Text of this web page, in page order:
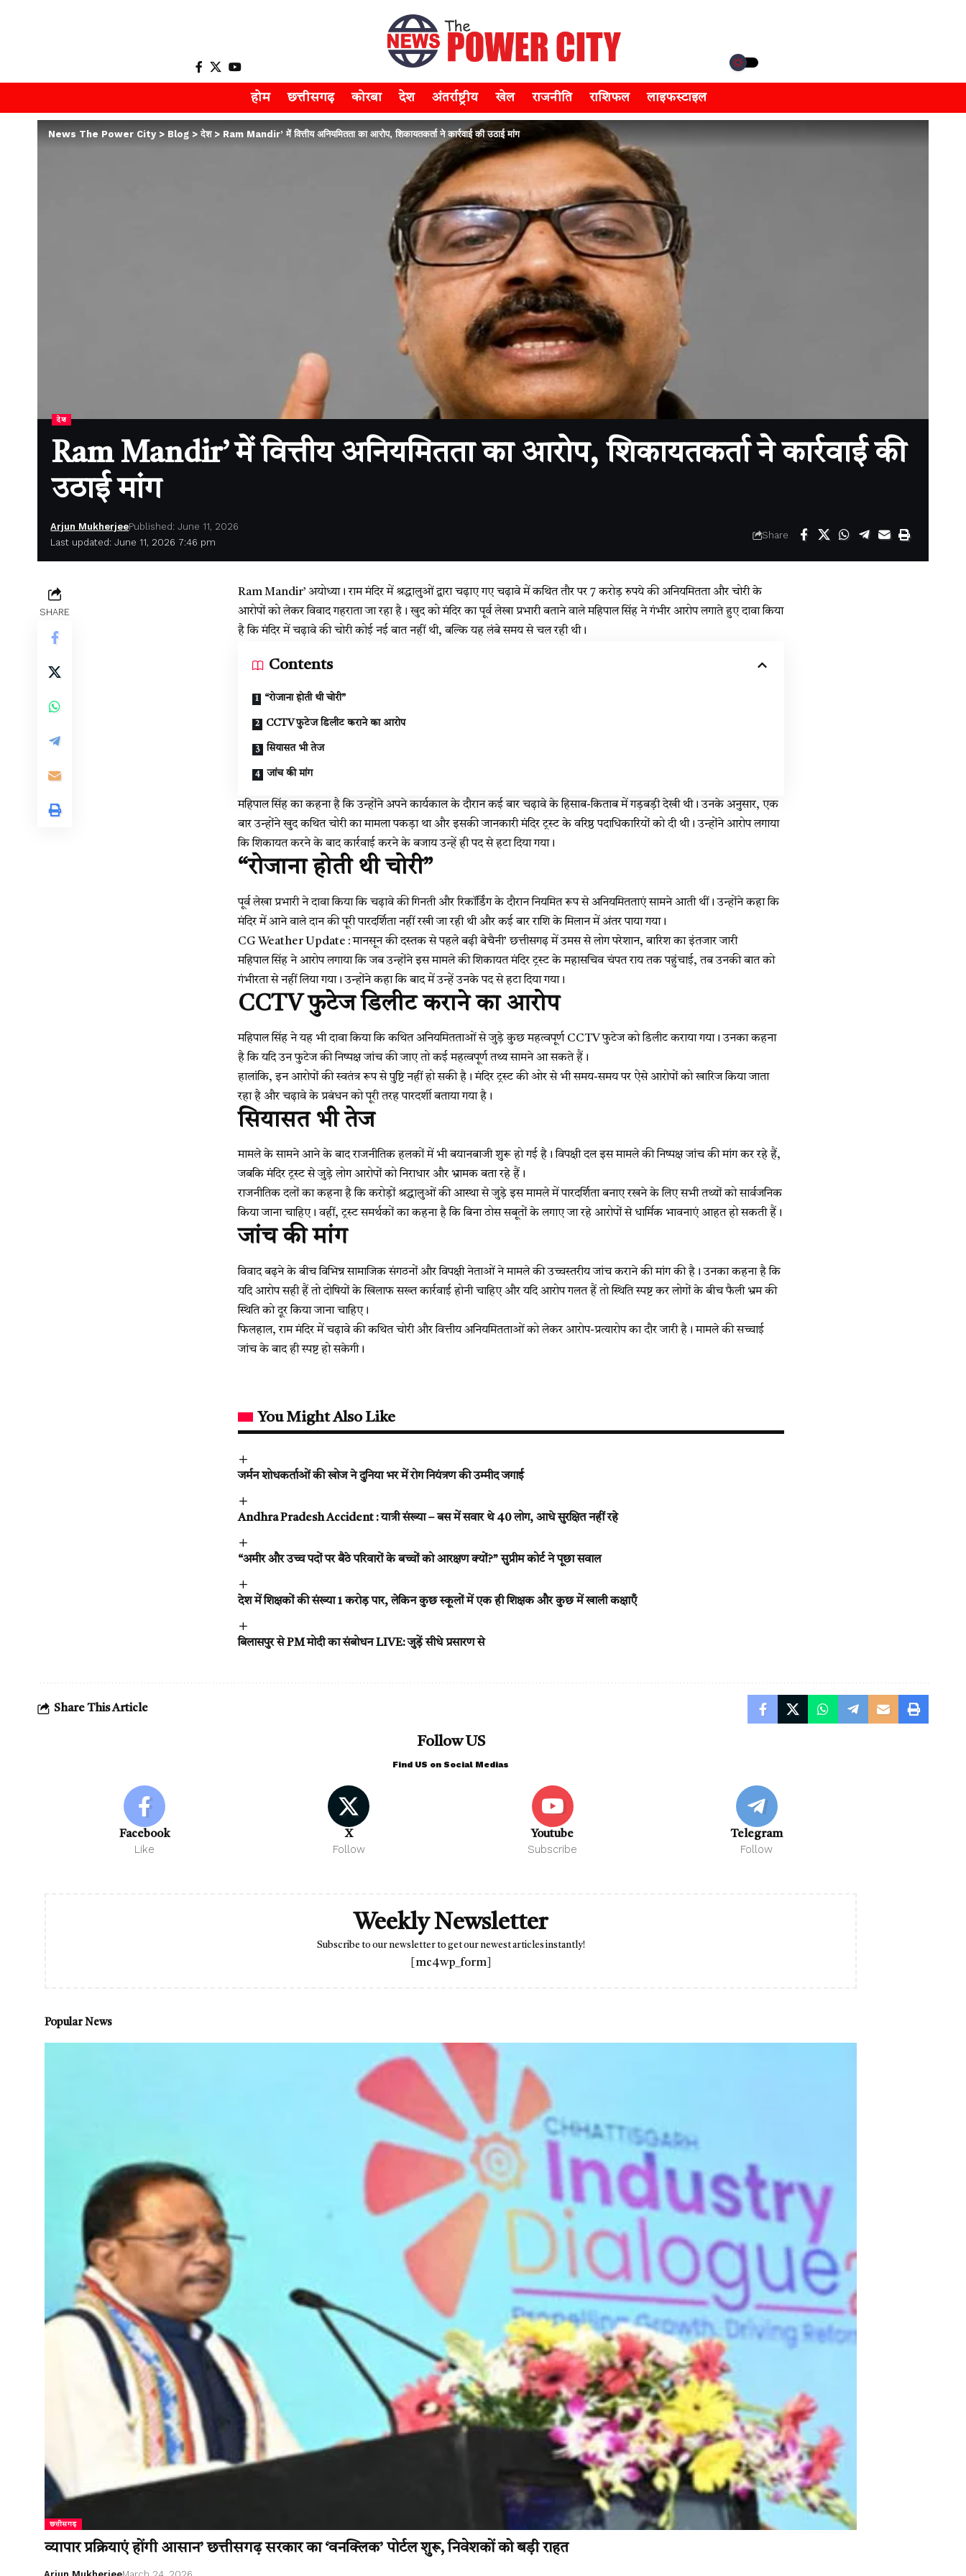
होम छत्तीसगढ़ कोरबा देश अंतर्राष्ट्रीय खेल राजनीति राशिफल लाइफस्टाइल
News The Power City> Blog > देश> Ram Mandir’ में वित्तीय अनियमितता का आरोप, शिकायतकर्ता ने कार्रवाई की उठाई मांग
देश
Ram Mandir’ में वित्तीय अनियमितता का आरोप, शिकायतकर्ता ने कार्रवाई की
उठाई मांग
Last updated: June 11, 2026 7:46 pm
Arjun MukherjeePublished: June 11, 2026
Share
SHARE
Ram Mandir’ अयोध्या। राम मंदिर में श्रद्धालुओं द्वारा चढ़ाए गए चढ़ावे में कथित तौर पर 7 करोड़ रुपये की अनियमितता और चोरी के
आरोपों को लेकर विवाद गहराता जा रहा है। खुद को मंदिर का पूर्व लेखा प्रभारी बताने वाले महिपाल सिंह ने गंभीर आरोप लगाते हुए दावा किया
है कि मंदिर में चढ़ावे की चोरी कोई नई बात नहीं थी, बल्कि यह लंबे समय से चल रही थी।
Contents
“रोजाना होती थी चोरी”
CCTV फुटेज डिलीट कराने का आरोप
सियासत भी तेज
जांच की मांग
महिपाल सिंह का कहना है कि उन्होंने अपने कार्यकाल के दौरान कई बार चढ़ावे के हिसाब-किताब में गड़बड़ी देखी थी। उनके अनुसार, एक
बार उन्होंने खुद कथित चोरी का मामला पकड़ा था और इसकी जानकारी मंदिर ट्रस्ट के वरिष्ठ पदाधिकारियों को दी थी। उन्होंने आरोप लगाया
कि शिकायत करने के बाद कार्रवाई करने के बजाय उन्हें ही पद से हटा दिया गया।
“रोजाना होती थी चोरी”
पूर्व लेखा प्रभारी ने दावा किया कि चढ़ावे की गिनती और रिकॉर्डिंग के दौरान नियमित रूप से अनियमितताएं सामने आती थीं। उन्होंने कहा कि
मंदिर में आने वाले दान की पूरी पारदर्शिता नहीं रखी जा रही थी और कई बार राशि के मिलान में अंतर पाया गया।
CG Weather Update : मानसून की दस्तक से पहले बढ़ी बेचैनी’ छत्तीसगढ़ में उमस से लोग परेशान, बारिश का इंतजार जारी
महिपाल सिंह ने आरोप लगाया कि जब उन्होंने इस मामले की शिकायत मंदिर ट्रस्ट के महासचिव चंपत राय तक पहुंचाई, तब उनकी बात को
गंभीरता से नहीं लिया गया। उन्होंने कहा कि बाद में उन्हें उनके पद से हटा दिया गया।
CCTV फुटेज डिलीट कराने का आरोप
महिपाल सिंह ने यह भी दावा किया कि कथित अनियमितताओं से जुड़े कुछ महत्वपूर्ण CCTV फुटेज को डिलीट कराया गया। उनका कहना
है कि यदि उन फुटेज की निष्पक्ष जांच की जाए तो कई महत्वपूर्ण तथ्य सामने आ सकते हैं।
हालांकि, इन आरोपों की स्वतंत्र रूप से पुष्टि नहीं हो सकी है। मंदिर ट्रस्ट की ओर से भी समय-समय पर ऐसे आरोपों को खारिज किया जाता
रहा है और चढ़ावे के प्रबंधन को पूरी तरह पारदर्शी बताया गया है।
सियासत भी तेज
मामले के सामने आने के बाद राजनीतिक हलकों में भी बयानबाजी शुरू हो गई है। विपक्षी दल इस मामले की निष्पक्ष जांच की मांग कर रहे हैं,
जबकि मंदिर ट्रस्ट से जुड़े लोग आरोपों को निराधार और भ्रामक बता रहे हैं।
राजनीतिक दलों का कहना है कि करोड़ों श्रद्धालुओं की आस्था से जुड़े इस मामले में पारदर्शिता बनाए रखने के लिए सभी तथ्यों को सार्वजनिक
किया जाना चाहिए। वहीं, ट्रस्ट समर्थकों का कहना है कि बिना ठोस सबूतों के लगाए जा रहे आरोपों से धार्मिक भावनाएं आहत हो सकती हैं।
जांच की मांग
विवाद बढ़ने के बीच विभिन्न सामाजिक संगठनों और विपक्षी नेताओं ने मामले की उच्चस्तरीय जांच कराने की मांग की है। उनका कहना है कि
यदि आरोप सही हैं तो दोषियों के खिलाफ सख्त कार्रवाई होनी चाहिए और यदि आरोप गलत हैं तो स्थिति स्पष्ट कर लोगों के बीच फैली भ्रम की
स्थिति को दूर किया जाना चाहिए।
फिलहाल, राम मंदिर में चढ़ावे की कथित चोरी और वित्तीय अनियमितताओं को लेकर आरोप-प्रत्यारोप का दौर जारी है। मामले की सच्चाई
जांच के बाद ही स्पष्ट हो सकेगी।
You Might Also Like
जर्मन शोधकर्ताओं की खोज ने दुनिया भर में रोग नियंत्रण की उम्मीद जगाई
Andhra Pradesh Accident : यात्री संख्या – बस में सवार थे 40 लोग, आधे सुरक्षित नहीं रहे
“अमीर और उच्च पदों पर बैठे परिवारों के बच्चों को आरक्षण क्यों?” सुप्रीम कोर्ट ने पूछा सवाल
देश में शिक्षकों की संख्या 1 करोड़ पार, लेकिन कुछ स्कूलों में एक ही शिक्षक और कुछ में खाली कक्षाएँ
बिलासपुर से PM मोदी का संबोधन LIVE: जुड़ें सीधे प्रसारण से
Share This Article
Follow US
Find US on Social Medias
Facebook
Like
X
Follow
Youtube
Subscribe
Telegram
Follow
Weekly Newsletter
Subscribe to our newsletter to get our newest articles instantly!
[mc4wp_form]
Popular News
छत्तीसगढ़
व्यापार प्रक्रियाएं होंगी आसान’ छत्तीसगढ़ सरकार का ‘वनक्लिक’ पोर्टल शुरू, निवेशकों को बड़ी राहत